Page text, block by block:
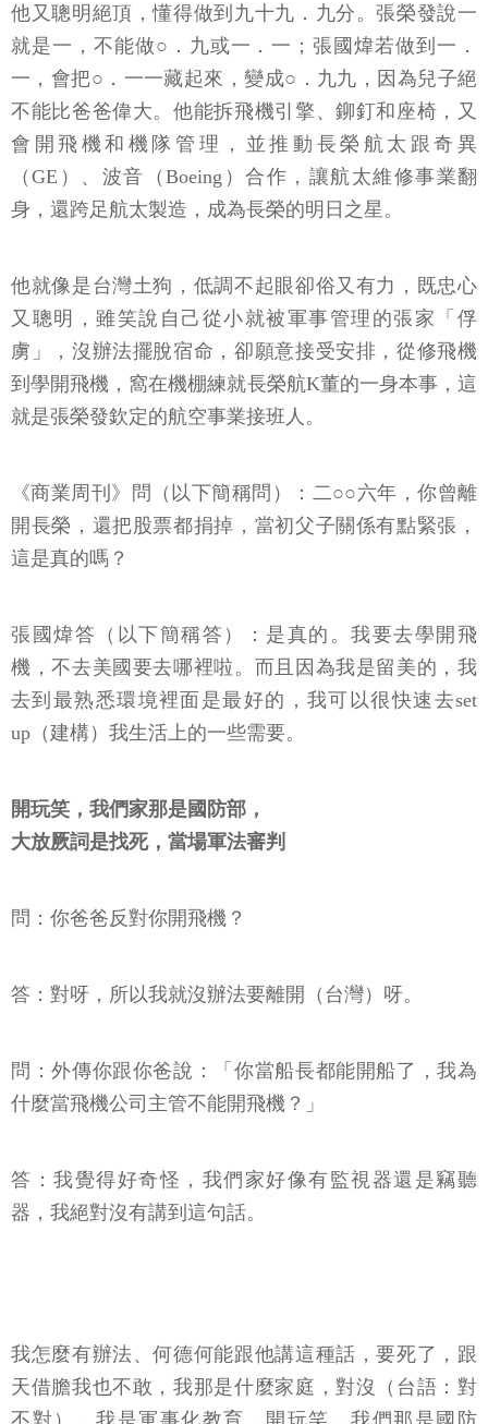
他又聰明絕頂，懂得做到九十九．九分。張榮發說一
就是一，不能做○．九或一．一；張國煒若做到一．
一，會把○．一一藏起來，變成○．九九，因為兒子絕
不能比爸爸偉大。他能拆飛機引擎、鉚釘和座椅，又
會開飛機和機隊管理，並推動長榮航太跟奇異
（GE）、波音（Boeing）合作，讓航太維修事業翻
身，還跨足航太製造，成為長榮的明日之星。
他就像是台灣土狗，低調不起眼卻俗又有力，既忠心
又聰明，雖笑說自己從小就被軍事管理的張家「俘
虜」，沒辦法擺脫宿命，卻願意接受安排，從修飛機
到學開飛機，窩在機棚練就長榮航K董的一身本事，這
就是張榮發欽定的航空事業接班人。
《商業周刊》問（以下簡稱問）：二○○六年，你曾離
開長榮，還把股票都捐掉，當初父子關係有點緊張，
這是真的嗎？
張國煒答（以下簡稱答）：是真的。我要去學開飛
機，不去美國要去哪裡啦。而且因為我是留美的，我
去到最熟悉環境裡面是最好的，我可以很快速去set
up（建構）我生活上的一些需要。
開玩笑，我們家那是國防部，
大放厥詞是找死，當場軍法審判
問：你爸爸反對你開飛機？
答：對呀，所以我就沒辦法要離開（台灣）呀。
問：外傳你跟你爸說：「你當船長都能開船了，我為
什麼當飛機公司主管不能開飛機？」
答：我覺得好奇怪，我們家好像有監視器還是竊聽
器，我絕對沒有講到這句話。
我怎麼有辦法、何德何能跟他講這種話，要死了，跟
天借膽我也不敢，我那是什麼家庭，對沒（台語：對
不對），我是軍事化教育，開玩笑，我們那是國防